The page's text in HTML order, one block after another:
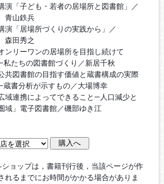
演「子ども・若者の居場所と図書館」／
山鉄兵
演「居場所づくりの実践から」／
田秀之
ンリーワンの居場所を目指し続けて
たちの図書館づくり／新居千秋
共図書館の目指す価値と蔵書構成の実際
書分析が示すもの／大場博幸
域連携によってできること―人口減少と
圏域」電子図書館／磯部ゆき江
ショップは，書籍刊行後，当該ページが作
れるまでにお時間がかかる場合がありま